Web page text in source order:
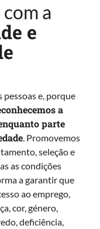
a
e
e, porque
a
parte
. Promovemos
seleção e
as condições
a garantir que
ao emprego,
cor, género,
deficiência,